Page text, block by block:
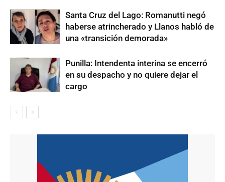
Santa Cruz del Lago: Romanutti negó
haberse atrincherado y Llanos habló de
una «transición demorada»
Punilla: Intendenta interina se encerró
en su despacho y no quiere dejar el
cargo